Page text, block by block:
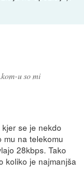
u so mi
se je nekdo
mu na telekomu
28kbps. Tako
koliko je najmanjša